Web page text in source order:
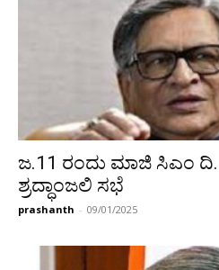
ಜ.11 ರಂದು ಮಾಜಿ ಸಿಎಂ
ಶ್ರದ್ಧಾಂಜಲಿ ಸಭೆ
prashanth - 09/01/2025